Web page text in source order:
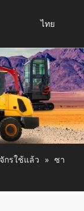
ไทย
Bahasa
indonesia
Türk dili
Italiano
Deutsch
Português
Español
กรใช้แล้ว » ซา